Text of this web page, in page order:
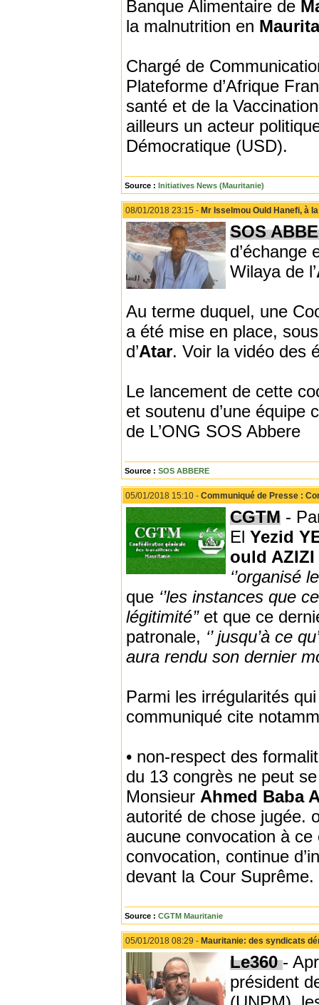
Banque Alimentaire de
la malnutrition en
Chargé de
Plateforme d’Afrique
santé et de la
ailleurs un acteur
Démocratique (USD).
Source : Initiatives News (Mauritanie)
08/01/2018 23:15 - Mr Isselmou Ould Hanefi, à
SOS
d’échange
Wilaya de l’
Au terme duquel, une
a été mise en place,
d’Atar. Voir la vidéo des
Le lancement de cette
et soutenu d’une équipe
de L’ONG SOS Abbere
Source : SOS ABBERE
05/01/2018 15:10 - Communiqué de Presse :
CGTM -
El Yezid
ould AZIZI
‘’organisé
que ‘’les instances que
légitimité’’et que ce
patronale, ‘’ jusqu’à ce
aura rendu son dernier
Parmi les irrégularités
communiqué cite
• non-respect des
du 13 congrès ne peut
Monsieur Ahmed Baba
autorité de chose jugée.
aucune convocation à
convocation, continue
devant la Cour Suprême.
Source : CGTM Mauritanie
05/01/2018 08:29 - Mauritanie: des syndicats
Le360-
président